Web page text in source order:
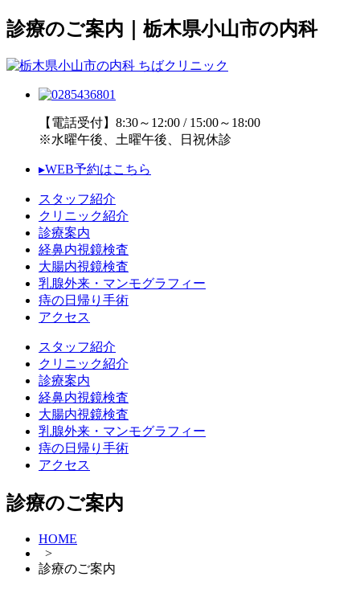
診療のご案内｜栃木県小山市の内科
【電話受付】8:30～12:00 / 15:00～18:00
※水曜午後、土曜午後、日祝休診
▸WEB予約はこちら
スタッフ紹介
クリニック紹介
診療案内
経鼻内視鏡検査
大腸内視鏡検査
乳腺外来・マンモグラフィー
痔の日帰り手術
アクセス
スタッフ紹介
クリニック紹介
診療案内
経鼻内視鏡検査
大腸内視鏡検査
乳腺外来・マンモグラフィー
痔の日帰り手術
アクセス
診療のご案内
HOME
>
診療のご案内